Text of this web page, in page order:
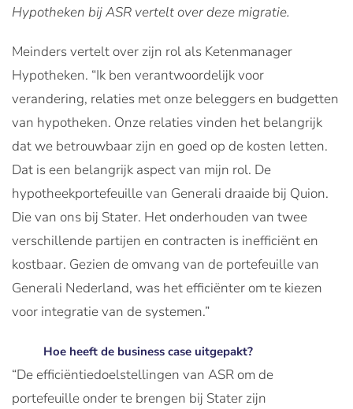
Hypotheken bij ASR vertelt over deze migratie.
Meinders vertelt over zijn rol als Ketenmanager
Hypotheken. “Ik ben verantwoordelijk voor
verandering, relaties met onze beleggers en budgetten
van hypotheken. Onze relaties vinden het belangrijk
dat we betrouwbaar zijn en goed op de kosten letten.
Dat is een belangrijk aspect van mijn rol. De
hypotheekportefeuille van Generali draaide bij Quion.
Die van ons bij Stater. Het onderhouden van twee
verschillende partijen en contracten is inefficiënt en
kostbaar. Gezien de omvang van de portefeuille van
Generali Nederland, was het efficiënter om te kiezen
voor integratie van de systemen.”
Hoe heeft de business case uitgepakt?
“De efficiëntiedoelstellingen van ASR om de
portefeuille onder te brengen bij Stater zijn